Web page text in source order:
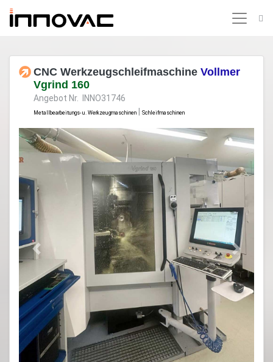
CNC Werkzeugschleifmaschine Vollmer
Vgrind 160
Angebot Nr. INNO31746
Metallbearbeitungs- u. Werkzeugmaschinen Schleifmaschinen
Previous Next